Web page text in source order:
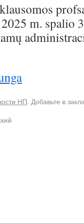
m. spalio
НП. Добавьте в